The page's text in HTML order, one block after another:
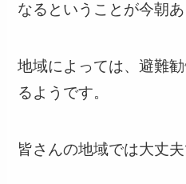
なるということが今朝あ
地域によっては、避難
るようです。
皆さんの地域では大丈夫